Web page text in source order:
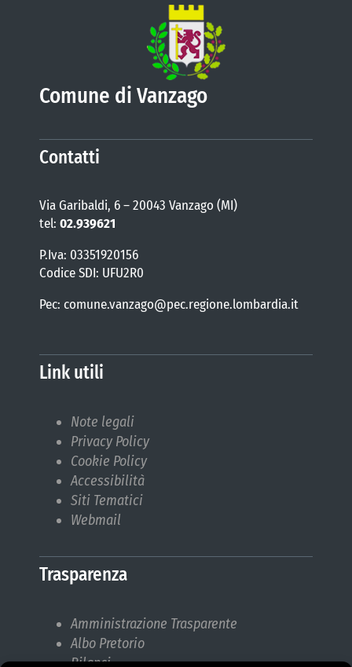
Comune di Vanzago
Contatti
Via Garibaldi, 6 – 20043 Vanzago (MI)
tel: 02.939621
P.Iva: 03351920156
Codice SDI: UFU2R0
Pec: comune.vanzago@pec.regione.lombardia.it
Link utili
Note legali
Privacy Policy
Cookie Policy
Accessibilità
Siti Tematici
Webmail
Trasparenza
Amministrazione Trasparente
Albo Pretorio
Bilanci